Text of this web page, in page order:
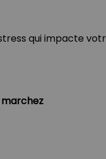
qui impacte